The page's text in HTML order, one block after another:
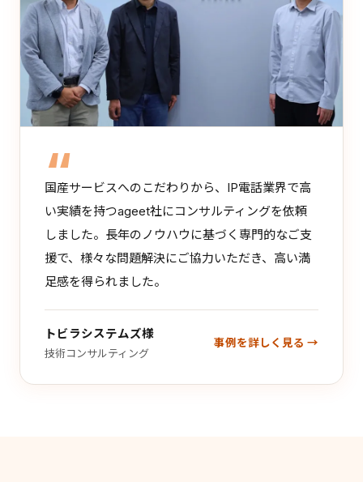
国産サービスへのこだわりから、IP電話業界で高
い実績を持つageet社にコンサルティングを依頼
しました。長年のノウハウに基づく専門的なご支
援で、様々な問題解決にご協力いただき、高い満
足感を得られました。
トビラシステムズ様
技術コンサルティング
事例を詳しく見る